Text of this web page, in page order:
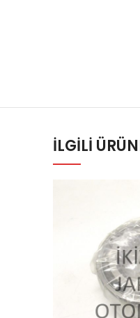
İLGILI